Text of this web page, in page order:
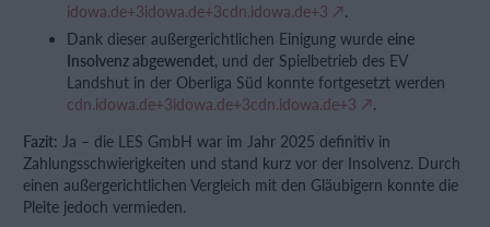
idowa.de+3idowa.de+3cdn.idowa.de+3
.
Dank dieser außergerichtlichen Einigung wurde eine
Insolvenz abgewendet, und der Spielbetrieb des EV
Landshut in der Oberliga Süd konnte fortgesetzt werden
cdn.idowa.de+3idowa.de+3cdn.idowa.de+3
.
Fazit: Ja – die LES GmbH war im Jahr 2025 definitiv in
Zahlungsschwierigkeiten und stand kurz vor der Insolvenz. Durch
einen außergerichtlichen Vergleich mit den Gläubigern konnte die
Pleite jedoch vermieden.